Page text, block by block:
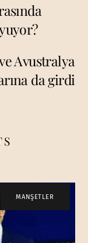
Avustralya
da girdi
MANŞETLER